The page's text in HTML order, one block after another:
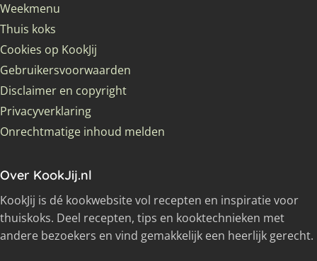
Weekmenu
Thuis koks
Cookies op KookJij
Gebruikersvoorwaarden
Disclaimer en copyright
Privacyverklaring
Onrechtmatige inhoud melden
Over KookJij.nl
KookJij is dé kookwebsite vol recepten en inspiratie voor
thuiskoks. Deel recepten, tips en kooktechnieken met
andere bezoekers en vind gemakkelijk een heerlijk gerecht.